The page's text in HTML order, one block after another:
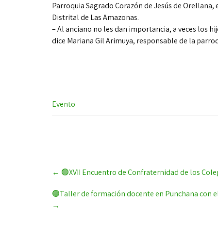
Parroquia Sagrado Corazón de Jesús de
Distrital de Las Amazonas.
– Al anciano no les dan importancia, a veces los
dice Mariana Gil Arimuya, responsable de la
Evento
Post
navigation
← 🟢XVII Encuentro de Confraternidad de los
🟢Taller de formación docente en Punchana con
→